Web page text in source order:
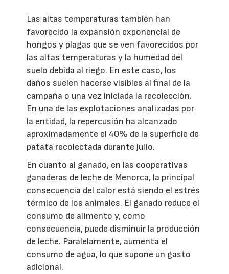
Las altas temperaturas también han
favorecido la expansión exponencial de
hongos y plagas que se ven favorecidos por
las altas temperaturas y la humedad del
suelo debida al riego. En este caso, los
daños suelen hacerse visibles al final de la
campaña o una vez iniciada la recolección.
En una de las explotaciones analizadas por
la entidad, la repercusión ha alcanzado
aproximadamente el 40% de la superficie de
patata recolectada durante julio.
En cuanto al ganado, en las cooperativas
ganaderas de leche de Menorca, la principal
consecuencia del calor está siendo el estrés
térmico de los animales. El ganado reduce el
consumo de alimento y, como
consecuencia, puede disminuir la producción
de leche. Paralelamente, aumenta el
consumo de agua, lo que supone un gasto
adicional.